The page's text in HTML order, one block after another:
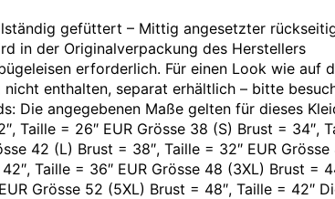
gefüttert – Mittig angesetzter
in der Originalverpackung des Herstellers
erforderlich. Für einen Look wie auf
enthalten, separat erhältlich – bitte
Die angegebenen Maße gelten für dieses
Taille = 26″ EUR Grösse 38 (S) Brust = 34″,
42 (L) Brust = 38″, Taille = 32″ EUR Grösse
Taille = 36″ EUR Grösse 48 (3XL) Brust =
Grösse 52 (5XL) Brust = 48″, Taille = 42″